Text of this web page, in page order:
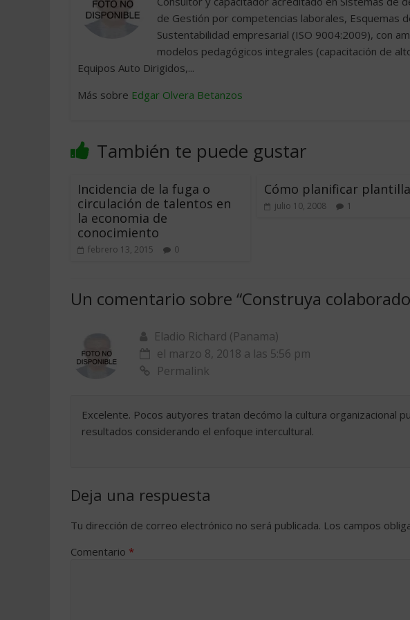
de Gestión por competencias laborales, Esquemas
Sustentabilidad empresarial (ISO 9004:2009), con
modelos pedagógicos integrales (capacitación de
Equipos Auto Dirigidos,...
Más sobre Edgar Olvera Betanzos
También te puede gustar
Incidencia de la fuga o
circulación de talentos en
la economia de
conocimiento
febrero 13, 2015 0
Cómo planificar
julio 10, 2008 1
Un comentario sobre “Construya
Eladio Richard (Panama)
el marzo 8, 2018 a las 5:56 pm
Permalink
Excelente. Pocos autyores tratan decómo la cultura organizacional
resultados considerando el enfoque intercultural.
Deja una respuesta
Tu dirección de correo electrónico no será publicada. Los campos
Comentario *